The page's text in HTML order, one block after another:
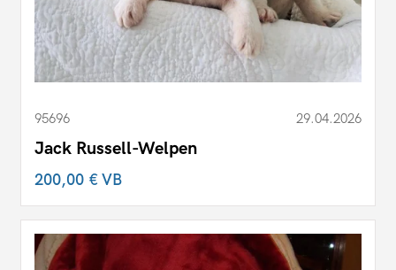
95696 29.04.2026
Jack Russell-Welpen
200,00 €VB